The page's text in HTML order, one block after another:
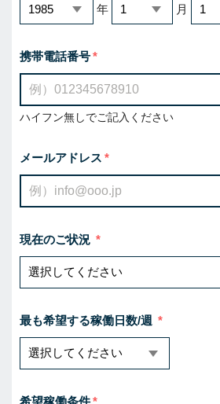
年 月
携帯電話番号
ハイフン無しでご記入ください
メールアドレス
現在のご状況
最も希望する稼働日数/週